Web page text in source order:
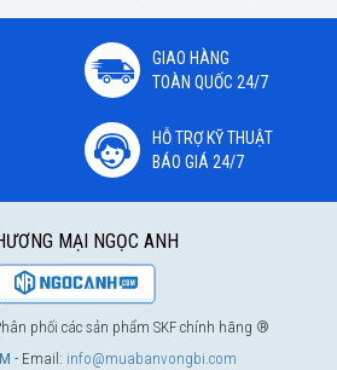
GIAO HÀNG
TOÀN QUỐC 24/7
HỖ TRỢ KỸ THUẬT
BÁO GIÁ 24/7
MẠI NGỌC ANH
phối các sản phẩm SKF chính hãng ®
- Email: info@muabanvongbi.com